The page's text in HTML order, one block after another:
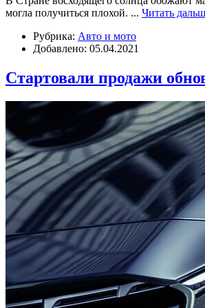
могла получиться плохой. ... Читать
Рубрика: Авто и мото
Добавлено: 05.04.2021
Стартовали продажи